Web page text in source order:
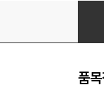
어
품